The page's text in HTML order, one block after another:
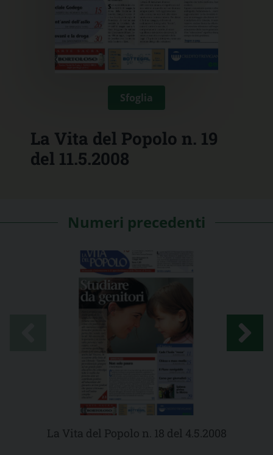
Sfoglia
La Vita del Popolo n. 19
del 11.5.2008
Numeri precedenti
La Vita del Popolo n. 18 del 4.5.2008